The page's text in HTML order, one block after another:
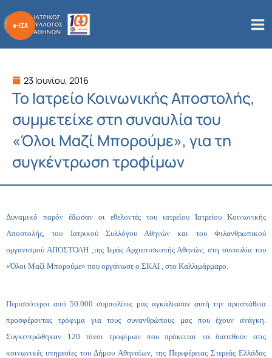
στο
περιεχόμενο
23 Ιουνίου, 2016
Το Ιατρείο Κοινωνικής Αποστολής,
συμμετείχε στη συναυλία του
«Όλοι Μαζί Μπορούμε», για τη
συγκέντρωση τροφίμων
Δυναμικό παρόν έδωσαν οι εθελοντές του ιατρείου Ιατρείου Κοινωνικής
Αποστολής, του Ιατρικού Συλλόγου Αθηνών και του Φιλανθρωπικού
οργανισμού ΑΠΟΣΤΟΛΗ ,της Ιεράς Αρχιεπισκοπής Αθηνών,στη συναυλία του
«Όλοι Μαζί Μπορούμε» που οργάνωσε ο ΣΚΑΙ , στο Καλλιμάρμαρο.
Περισσότεροι από50.000 συμπολίτες μας αγκάλιασαν αυτή την προσπάθεια
προσφέροντας τρόφιμα για τους συνανθρώπους μας που έχουν ανάγκη.
Συγκεντρώθηκαν 120 τόνοι τροφίμων που πρόκειται να διατεθούν στις
κοινωνικές υπηρεσίες του Δήμου Αθηναίων, της Περιφέρειας Στερεάς Ελλάδας